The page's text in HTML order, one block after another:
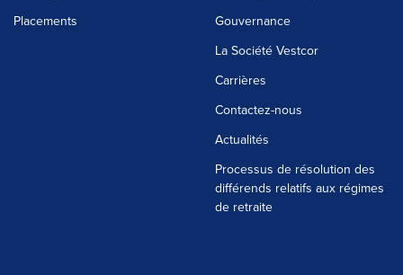
Placements
Gouvernance
La Société Vestcor
Carrières
Contactez-nous
Actualités
Processus de résolution des
différends relatifs aux régimes
de retraite